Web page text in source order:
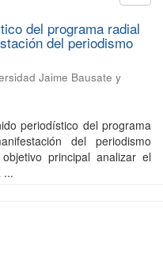
del programa radial
del periodismo
Jaime Bausate y
periodístico del programa
del periodismo
principal analizar el
...